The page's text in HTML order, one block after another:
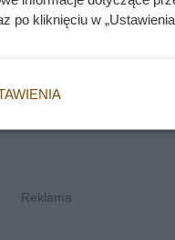
po kliknięciu w